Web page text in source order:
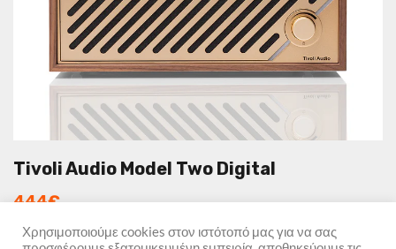
Tivoli Audio Model Two Digital
444€
Χρησιμοποιούμε cookies στον ιστότοπό μας για να σας